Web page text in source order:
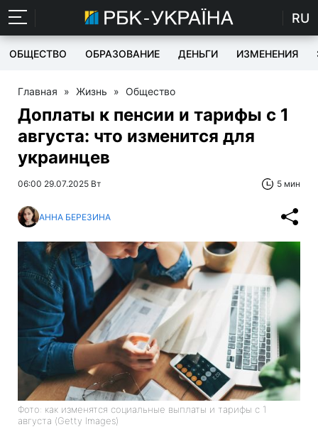
RU
ОБЩЕСТВО ОБРАЗОВАНИЕ ДЕНЬГИ ИЗМЕНЕНИЯ
Главная » Жизнь » Общество
Доплаты к пенсии и тарифы с 1
августа: что изменится для
украинцев
06:00 29.07.2025 Вт 5 мин
АННА БЕРЕЗИНА
Фото: как изменятся социальные выплаты и тарифы с 1
августа (Getty Images)